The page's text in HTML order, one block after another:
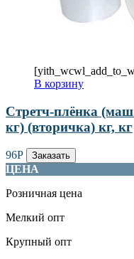
В корзину
Стретч-плёнка
кг) (вторичка) кг, кг
96Р Заказать
ЦЕНА
Розничная цена
Мелкий опт
Крупный опт